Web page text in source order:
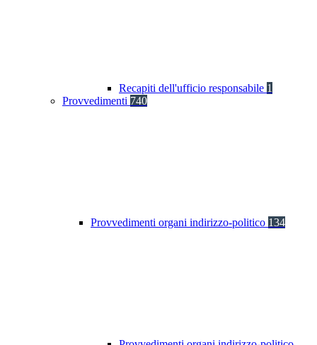
Recapiti dell'ufficio responsabile 1
Provvedimenti 740
Provvedimenti organi indirizzo-politico 134